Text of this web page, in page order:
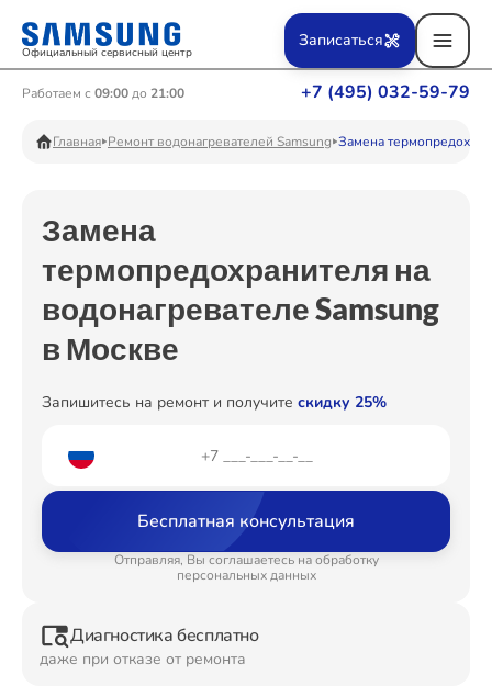
Официальный сервисный центр
+7 (495) 032-59-79
Работаем с 09:00до 21:00
Записаться
Главная Ремонт водонагревателей Samsung Замена
Замена
термопредохранителя на
водонагревателе Samsung
в Москве
Запишитесь на ремонт и получите скидку 25%
Бесплатная консультация
Отправляя, Вы соглашаетесь на обработку
персональных данных
Диагностика бесплатно
даже при отказе от ремонта
Ремонт Вертикальных пылесосов
Ремонт Телевизоров
Ремонт Пылесосов
Ремонт Планшетов
Ремонт Видеокамер